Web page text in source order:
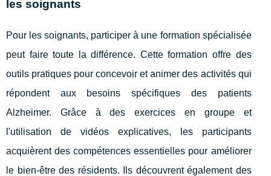
les soignants
Pour les soignants, participer à une formation spécialisée
peut faire toute la différence. Cette formation offre des
outils pratiques pour concevoir et animer des activités qui
répondent aux besoins spécifiques des patients
Alzheimer. Grâce à des exercices en groupe et
l'utilisation de vidéos explicatives, les participants
acquièrent des compétences essentielles pour améliorer
le bien-être des résidents. Ils découvrent également des